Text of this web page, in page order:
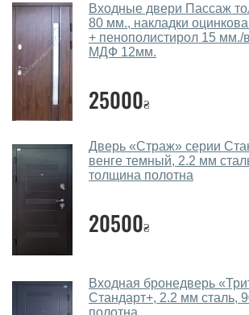
Помогаете ли вы
входные?
Да. Мы консультируем покупателей
через мессенджеры, онлайн чат или
в нашем салоне-магазине.
Какие двери входные
Наши рекомендации зависят от
параметров, Вашего бюджета и других
Подбор входных дверей ведется
каждого посетителя.
Да, делаем. Наши специалисты могут
Входные двери Пассаж
80 мм., накладки
+ пенополистирол 15 мм./
МДФ 12мм.
25000₴
Дверь «Страж» серии
венге темный, 2.2 мм
толщина полотна
20500₴
Входная бронедверь
Стандарт+, 2.2 мм сталь,
полотна